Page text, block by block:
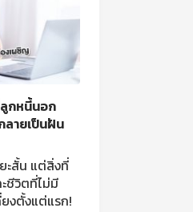
กหนี้นอก
ลายเป็นฝัน
ะสั้น แต่สิ่งที่
ชีวิตที่ไม่มี
งตั้งแต่แรก!